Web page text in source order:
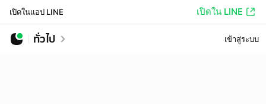
เปิดในแอป LINE เปิดใน LINE
ทั่วไป เข้าสู่ระบบ